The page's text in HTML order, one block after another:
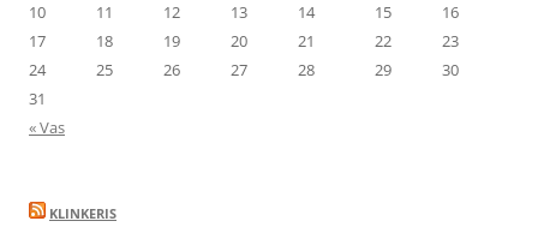
10
11 12 13 14 15
16
17
18 19 20 21 22
23
24
25 26 27 28 29
30
31
« Vas
KLINKERIS